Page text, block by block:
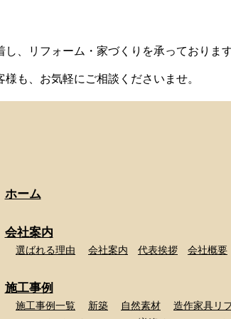
、リフォーム・家づくりを承っております
も、お気軽にご相談くださいませ。
ホーム
会社案内
選ばれる理由 会社案内 代表挨拶 会社概要
施工事例
施工事例一覧 新築 自然素材 造作家具リ